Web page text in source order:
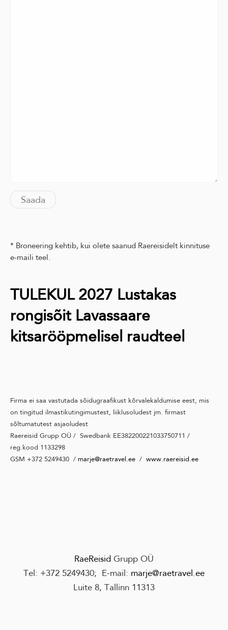
* Broneering kehtib, kui olete saanud Raereisidelt kinnituse
e-maili teel.
TULEKUL 2027 Lustakas
rongisõit Lavassaare
kitsarööpmelisel raudteel
Firma ei saa vastutada sõidugraafikust kõrvalekaldumise eest, mis
on tingitud ilmastikutingimustest, liiklusoludest jm. firmast
sõltumatutest asjaoludest
Raereisid Grupp OÜ / Swedbank EE382200221033750711 /
reg.kood 1133298
GSM +372 5249430 / marje@raetravel.ee / www.raereisid.ee
RaeReisid Grupp OÜ
Tel: +372 5249430; E-mail: marje@raetravel.ee
Luite 8, Tallinn 11313